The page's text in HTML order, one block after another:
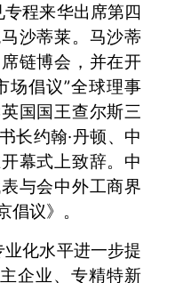
程来华出席第四
沙蒂莱。马沙蒂
链博会，并在开
场倡议”全球理事
国国王查尔斯三
长约翰·丹顿、中
幕式上致辞。中
与会中外工商界
倡议》。
化水平进一步提
企业、专精特新